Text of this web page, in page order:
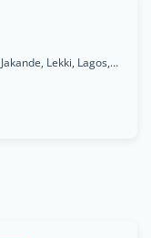
2nd Floor, 13/15 Castle Rock Avenue, Off Jakande, Lekki, Lagos, Nigeria.